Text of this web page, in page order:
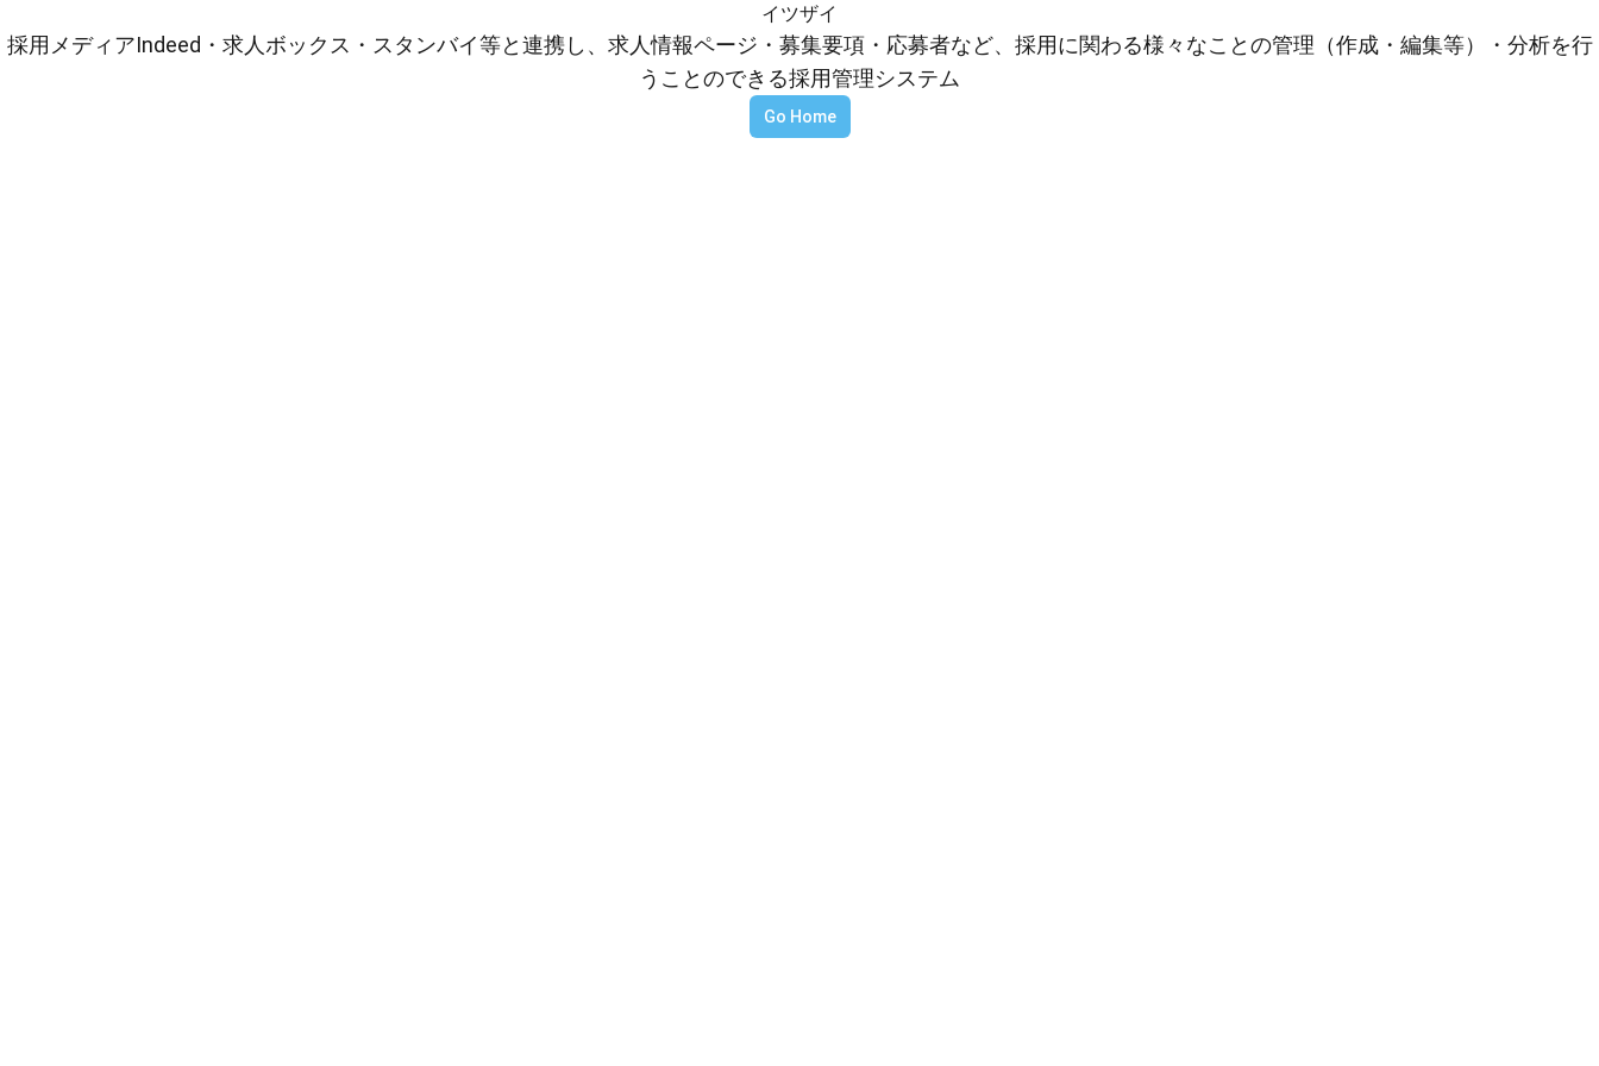
イツザイ
採用メディアIndeed・求人ボックス・スタンバイ等と連携し、求人情報ページ・募集要項・応募者など、採用に関わる様々なことの管理（作成・編集等）・分析を行
うことのできる採用管理システム
Go Home